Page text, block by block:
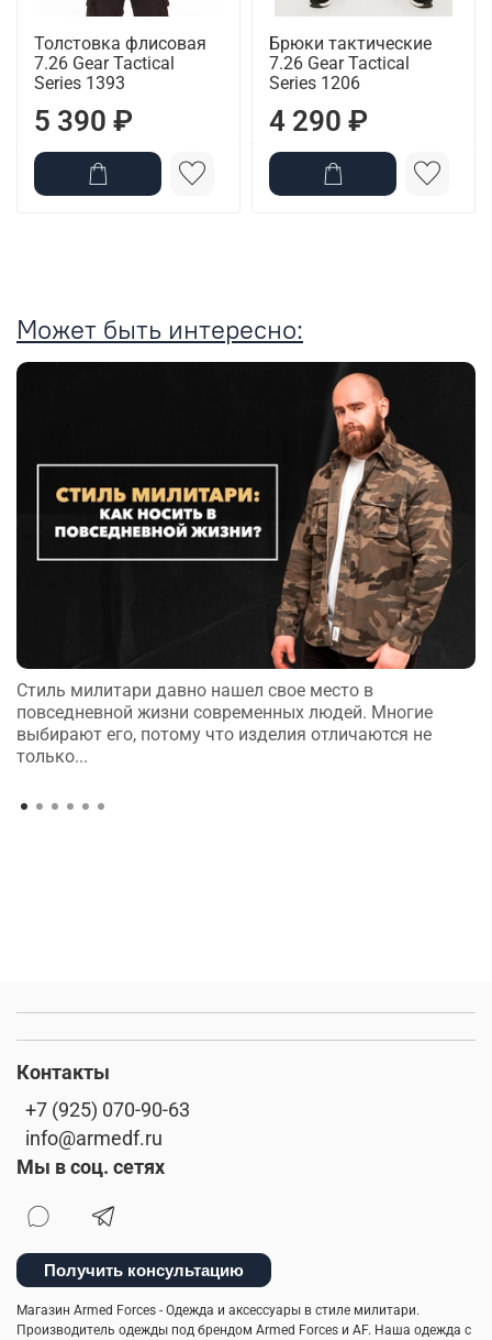
Толстовка флисовая
7.26 Gear Tactical
Series 1393
5 390 ₽
Брюки тактические
7.26 Gear Tactical
Series 1206
4 290 ₽
Может быть интересно:
Стиль милитари давно нашел свое место в
повседневной жизни современных людей. Многие
выбирают его, потому что изделия отличаются не
только...
Контакты
+7 (925) 070-90-63
info@armedf.ru
Мы в соц. сетях
Получить консультацию
Магазин Armed Forces - Одежда и аксессуары в стиле милитари.
Производитель одежды под брендом Armed Forces и AF. Наша одежда с